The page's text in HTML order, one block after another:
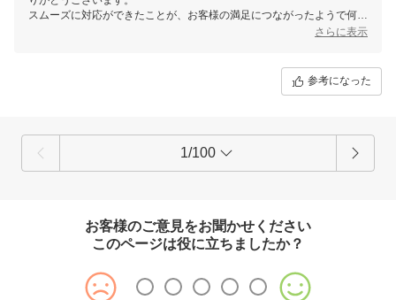
スムーズに対応ができたことが、お客様の満足につながったようで何よ
りでございます。今後も迅速で丁寧な対応を心掛け、より良いサービス
さらに表示
参考になった
1/100
お客様のご意見をお聞かせください
このページは役に立ちましたか？